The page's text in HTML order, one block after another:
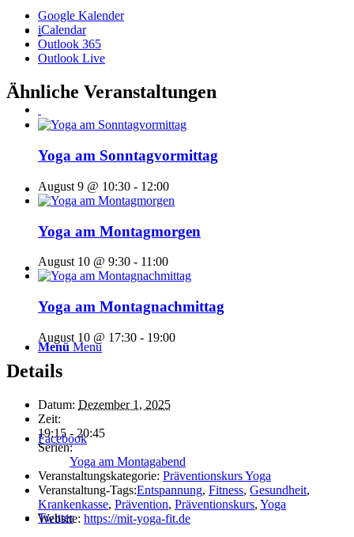
Menü Menü
Facebook
Twitter
Google Kalender
iCalendar
Outlook 365
Outlook Live
Ähnliche Veranstaltungen
Yoga am Sonntagvormittag
August 9 @ 10:30 - 12:00
Yoga am Montagmorgen
August 10 @ 9:30 - 11:00
Yoga am Montagnachmittag
August 10 @ 17:30 - 19:00
Details
Datum: Dezember 1, 2025
Zeit:
19:15 - 20:45
Serien:
Yoga am Montagabend
Veranstaltungskategorie: Präventionskurs Yoga
Veranstaltung-Tags:Entspannung, Fitness, Gesundheit,
Krankenkasse, Prävention, Präventionskurs, Yoga
Website: https://mit-yoga-fit.de